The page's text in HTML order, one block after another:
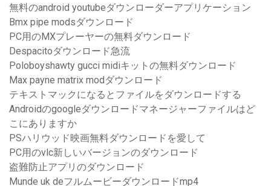
無料のandroid youtubeダウンローダーアプリケーション
Bmx pipe modsダウンロード
PC用のMXプレーヤーの無料ダウンロード
Despacitoダウンロード急流
Poloboyshawty gucci midiキットの無料ダウンロード
Max payne matrix modダウンロード
テキストマックになるとファイルをダウンロードする
Androidのgoogleダウンロードマネージャーファイルはど
こにありますか
PSハリウッド映画無料ダウンロードを愛して
PC用のvlc新しいバージョンのダウンロード
盗難防止アプリのダウンロード
Munde uk deフルムービーダウンロードmp4